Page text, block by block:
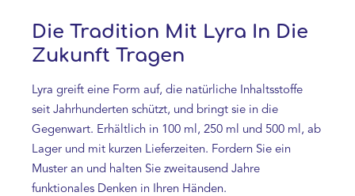
Die Tradition Mit Lyra In Die
Zukunft Tragen
Lyra greift eine Form auf, die natürliche Inhaltsstoffe
seit Jahrhunderten schützt, und bringt sie in die
Gegenwart. Erhältlich in 100 ml, 250 ml und 500 ml, ab
Lager und mit kurzen Lieferzeiten. Fordern Sie ein
Muster an und halten Sie zweitausend Jahre
funktionales Denken in Ihren Händen.